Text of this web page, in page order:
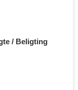
/ Beligting